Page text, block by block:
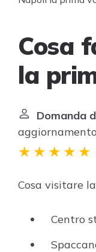
Cosa
la
Domanda
Cosa visitare
Centro